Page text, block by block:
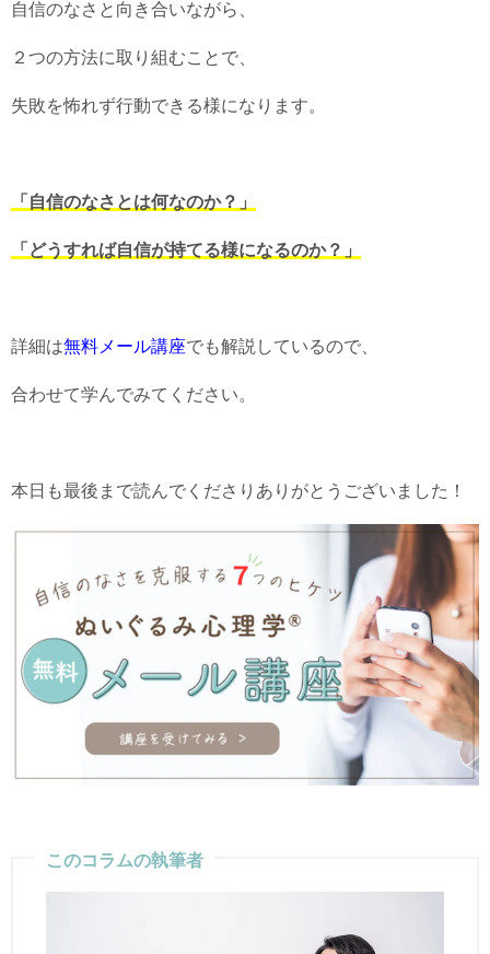
自信のなさと向き合いながら、
２つの方法に取り組むことで、
失敗を怖れず行動できる様になります。
「自信のなさとは何なのか？」
「どうすれば自信が持てる様になるのか？」
詳細は無料メール講座でも解説しているので、
合わせて学んでみてください。
本日も最後まで読んでくださりありがとうございました！
このコラムの執筆者